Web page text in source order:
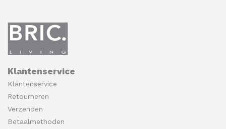
Klantenservice
Klantenservice
Retourneren
Verzenden
Betaalmethoden